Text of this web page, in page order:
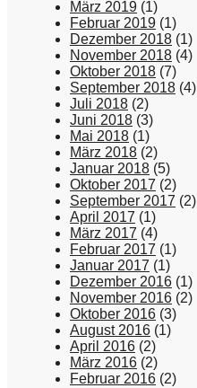
März 2019 (1)
Februar 2019 (1)
Dezember 2018 (1)
November 2018 (4)
Oktober 2018 (7)
September 2018 (4)
Juli 2018 (2)
Juni 2018 (3)
Mai 2018 (1)
März 2018 (2)
Januar 2018 (5)
Oktober 2017 (2)
September 2017 (2)
April 2017 (1)
März 2017 (4)
Februar 2017 (1)
Januar 2017 (1)
Dezember 2016 (1)
November 2016 (2)
Oktober 2016 (3)
August 2016 (1)
April 2016 (2)
März 2016 (2)
Februar 2016 (2)